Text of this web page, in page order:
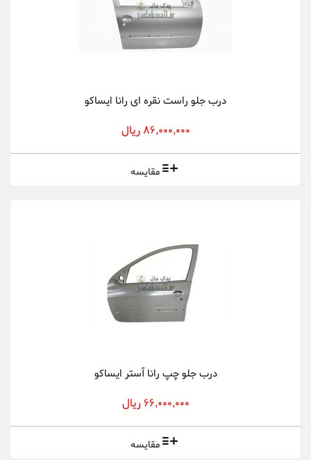
درب جلو راست نقره ای رانا ایساکو
86,000,000 ریال
مقایسه
درب جلو چپ رانا آستر ایساکو
66,000,000 ریال
مقایسه